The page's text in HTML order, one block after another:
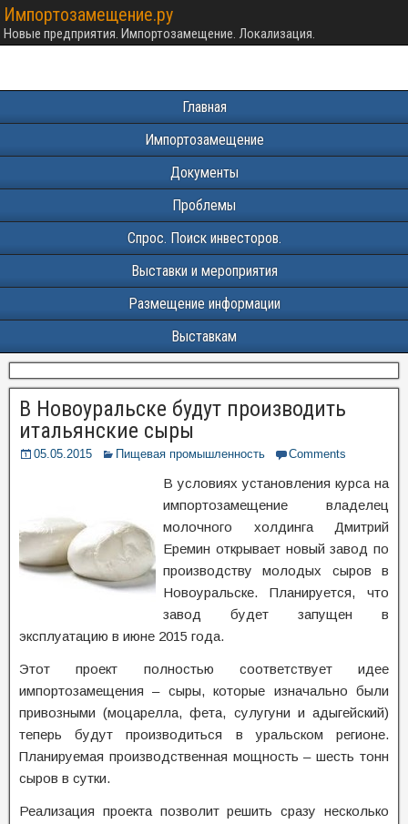
Импортозамещение.ру
Новые предприятия. Импортозамещение. Локализация.
Главная
Импортозамещение
Документы
Проблемы
Спрос. Поиск инвесторов.
Выставки и мероприятия
Размещение информации
Выставкам
В Новоуральске будут производить
итальянские сыры
05.05.2015 Пищевая промышленность Comments
В условиях установления курса на
импортозамещение владелец
молочного холдинга Дмитрий
Еремин открывает новый завод по
производству молодых сыров в
Новоуральске. Планируется, что
завод будет запущен в
эксплуатацию в июне 2015 года.
Этот проект полностью соответствует идее
импортозамещения – сыры, которые изначально были
привозными (моцарелла, фета, сулугуни и адыгейский)
теперь будут производиться в уральском регионе.
Планируемая производственная мощность – шесть тонн
сыров в сутки.
Реализация проекта позволит решить сразу несколько